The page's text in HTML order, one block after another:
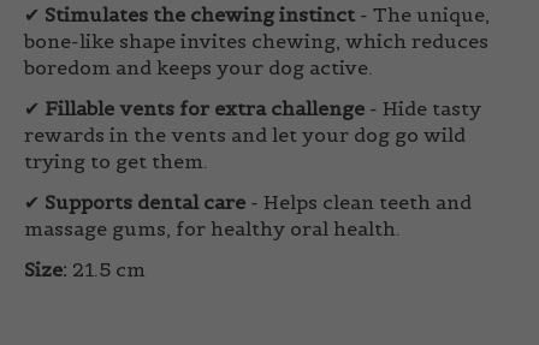
✔ Stimulates the chewing instinct - The unique,
bone-like shape invites chewing, which reduces
boredom and keeps your dog active.
✔ Fillable vents for extra challenge - Hide tasty
rewards in the vents and let your dog go wild
trying to get them.
✔ Supports dental care - Helps clean teeth and
massage gums, for healthy oral health.
Size: 21.5 cm